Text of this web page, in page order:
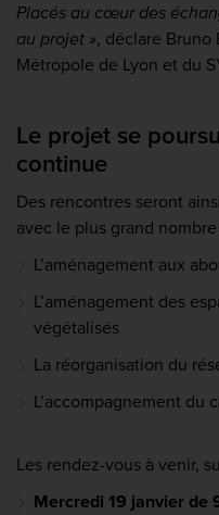
Placés au cœur des
au projet », déclare Bruno
Métropole de Lyon et du
Le projet se
continue
Des rencontres seront
avec le plus grand
L’aménagement aux
L’aménagement des
végétalisés
La réorganisation du
L’accompagnement du
Les rendez-vous à venir,
Mercredi 19 janvier de